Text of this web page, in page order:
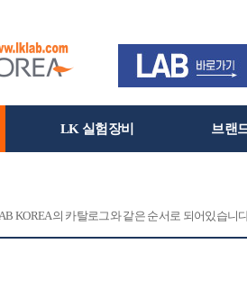
LK 실험장비 브랜
KOREA의 카탈로그와 같은 순서로 되어있습